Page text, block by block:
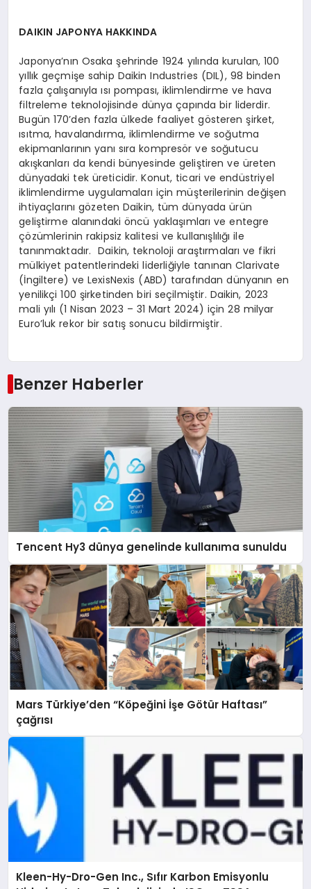
DAIKIN JAPONYA HAKKINDA
Japonya’nın Osaka şehrinde 1924 yılında kurulan, 100
yıllık geçmişe sahip Daikin Industries (DIL), 98 binden
fazla çalışanıyla ısı pompası, iklimlendirme ve hava
filtreleme teknolojisinde dünya çapında bir liderdir.
Bugün 170’den fazla ülkede faaliyet gösteren şirket,
ısıtma, havalandırma, iklimlendirme ve soğutma
ekipmanlarının yanı sıra kompresör ve soğutucu
akışkanları da kendi bünyesinde geliştiren ve üreten
dünyadaki tek üreticidir. Konut, ticari ve endüstriyel
iklimlendirme uygulamaları için müşterilerinin değişen
ihtiyaçlarını gözeten Daikin, tüm dünyada ürün
geliştirme alanındaki öncü yaklaşımları ve entegre
çözümlerinin rakipsiz kalitesi ve kullanışlılığı ile
tanınmaktadır. Daikin, teknoloji araştırmaları ve fikri
mülkiyet patentlerindeki liderliğiyle tanınan Clarivate
(İngiltere) ve LexisNexis (ABD) tarafından dünyanın en
yenilikçi 100 şirketinden biri seçilmiştir. Daikin, 2023
mali yılı (1 Nisan 2023 – 31 Mart 2024) için 28 milyar
Euro’luk rekor bir satış sonucu bildirmiştir.
Benzer Haberler
Tencent Hy3 dünya genelinde kullanıma sunuldu
Mars Türkiye’den “Köpeğini İşe Götür Haftası”
çağrısı
Kleen-Hy-Dro-Gen Inc., Sıfır Karbon Emisyonlu